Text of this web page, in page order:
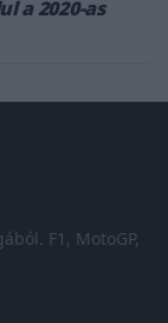
a 2020-as
F1, MotoGP,